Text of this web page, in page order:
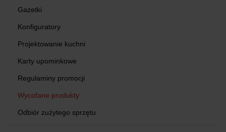
Gazetki
Konfiguratory
Projektowanie kuchni
Karty upominkowe
Regulaminy promocji
Wycofane produkty
Odbiór zużytego sprzętu